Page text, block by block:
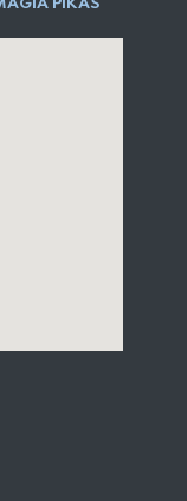
PIKAS